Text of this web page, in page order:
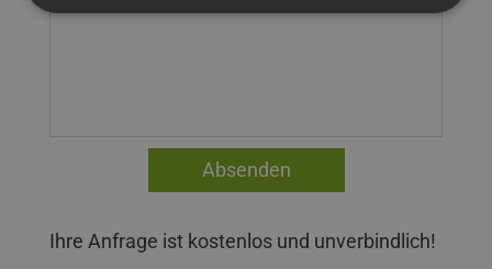
Ihre Anfrage ist kostenlos und unverbindlich!